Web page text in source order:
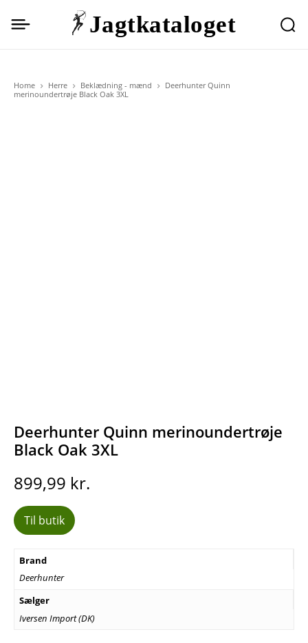
Jagtkataloget
Home Herre Beklædning - mænd
Deerhunter Quinn
merinoundertrøje Black Oak 3XL
Deerhunter Quinn merinoundertrøje
Black Oak 3XL
899,99 kr.
Til butik
Brand
Deerhunter
Sælger
Iversen Import (DK)